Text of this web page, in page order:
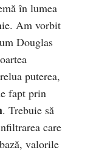
în lumea
Am vorbit
Douglas
puterea,
fapt prin
. Trebuie să
care
valorile